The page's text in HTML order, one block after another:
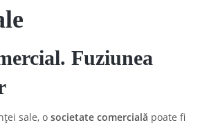
Fuziunea
sale, o societate comercială poate fi